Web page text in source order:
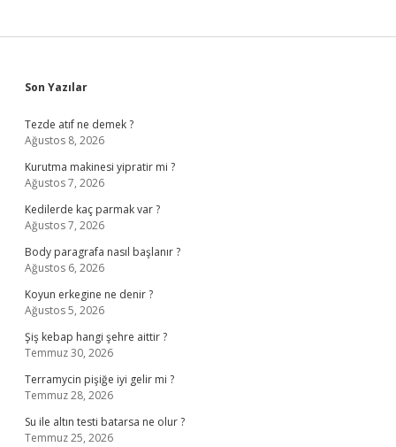
Sidebar
Son Yazılar
Tezde atıf ne demek ?
Ağustos 8, 2026
Kurutma makinesi yipratir mi ?
Ağustos 7, 2026
Kedilerde kaç parmak var ?
Ağustos 7, 2026
Body paragrafa nasıl başlanır ?
Ağustos 6, 2026
Koyun erkegine ne denir ?
Ağustos 5, 2026
Şiş kebap hangi şehre aittir ?
Temmuz 30, 2026
Terramycin pişiğe iyi gelir mi ?
Temmuz 28, 2026
Su ile altın testi batarsa ne olur ?
Temmuz 25, 2026